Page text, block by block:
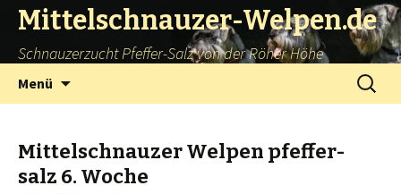
Mittelschnauzer-Welpen.de
Schnauzerzucht Pfeffer-Salz von der Röher Höhe
Menü
Suchen
nach:
Mittelschnauzer Welpen pfeffer-
salz 6. Woche